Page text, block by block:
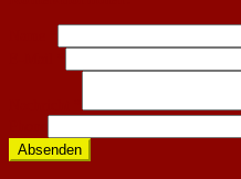
Absenden